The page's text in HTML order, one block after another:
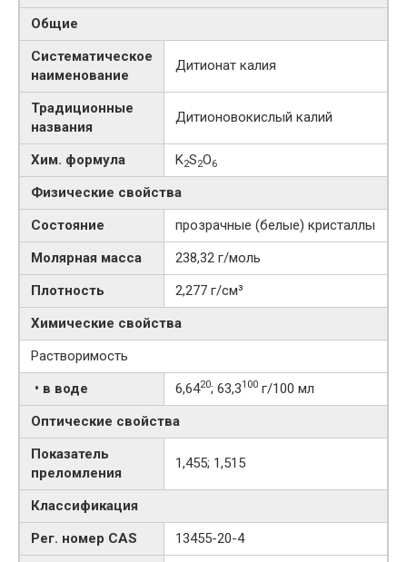
Общие
Систематическое
наименование
Дитионат калия
Традиционные
названия
Дитионовокислый калий
Хим. формула K2S2O6
Физические свойства
Состояние
прозрачные (белые) кристаллы
Молярная масса
238,32 г/моль
Плотность
2,277 г/см³
Химические свойства
Растворимость
• в воде
6,6420; 63,3100 г/100 мл
Оптические свойства
Показатель
преломления
1,455; 1,515
Классификация
Рег. номер CAS
13455-20-4